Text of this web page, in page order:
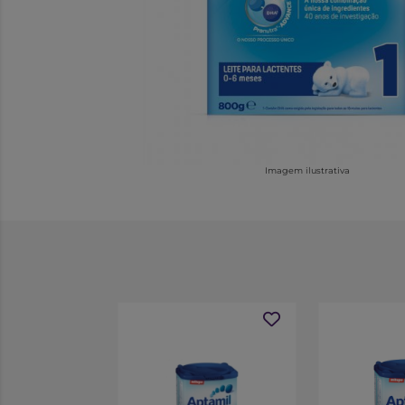
Imagem ilustrativa